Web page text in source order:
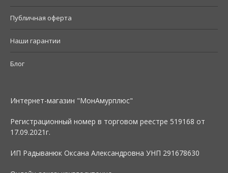
Публичная оферта
Наши гарантии
Блог
Интернет-магазин "МонАмурплюс"
Регистрационный номер в торговом реестре 519168 от
17.09.2021г.
ИП Радыванюк Оксана Александровна УНП 291678630